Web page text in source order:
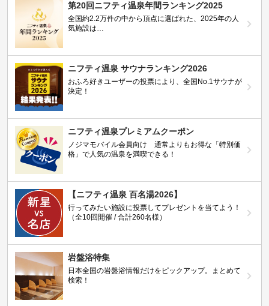
第20回ニフティ温泉年間ランキング2025
全国約2.2万件の中から頂点に選ばれた、2025年の人
気施設は…
ニフティ温泉 サウナランキング2026
おふろ好きユーザーの投票により、全国No.1サウナが
決定！
ニフティ温泉プレミアムクーポン
ノジマモバイル会員向け 通常よりもお得な「特別価
格」で人気の温泉を満喫できる！
【ニフティ温泉 百名湯2026】
行ってみたい施設に投票してプレゼントを当てよう！
（全10回開催 / 合計260名様）
岩盤浴特集
日本全国の岩盤浴情報だけをピックアップ。まとめて
検索！